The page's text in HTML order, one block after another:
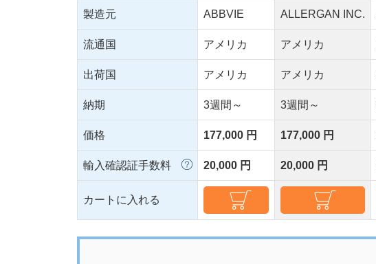
製造元 ABBVIE ALLERGAN INC.
流通国 アメリカ アメリカ
出荷国 アメリカ アメリカ
納期 3週間～ 3週間～
価格 177,000 円 177,000 円
輸入確認証手数料 20,000 円 20,000 円
カートに入れる